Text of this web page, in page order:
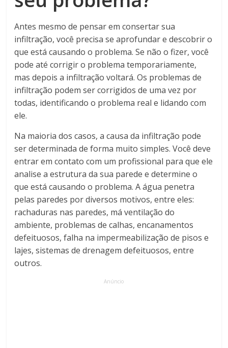
Antes mesmo de pensar em consertar sua
infiltração, você precisa se aprofundar e descobrir o
que está causando o problema. Se não o fizer, você
pode até corrigir o problema temporariamente,
mas depois a infiltração voltará. Os problemas de
infiltração podem ser corrigidos de uma vez por
todas, identificando o problema real e lidando com
ele.
Na maioria dos casos, a causa da infiltração pode
ser determinada de forma muito simples. Você deve
entrar em contato com um profissional para que ele
analise a estrutura da sua parede e determine o
que está causando o problema. A água penetra
pelas paredes por diversos motivos, entre eles:
rachaduras nas paredes, má ventilação do
ambiente, problemas de calhas, encanamentos
defeituosos, falha na impermeabilização de pisos e
lajes, sistemas de drenagem defeituosos, entre
outros.
Anúncio